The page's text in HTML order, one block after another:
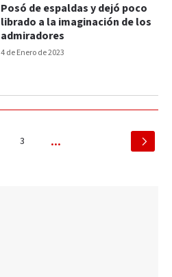
4 de Enero de 2023
Posó de espaldas y dejó poco
librado a la imaginación de los
admiradores
3